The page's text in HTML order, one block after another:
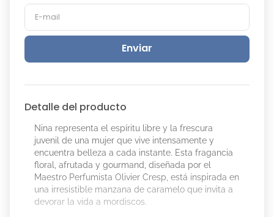
Enviar
Detalle del producto
Nina representa el espíritu libre y la frescura
juvenil de una mujer que vive intensamente y
encuentra belleza a cada instante. Esta fragancia
floral, afrutada y gourmand, diseñada por el
Maestro Perfumista Olivier Cresp, está inspirada en
una irresistible manzana de caramelo que invita a
devorar la vida a mordiscos.